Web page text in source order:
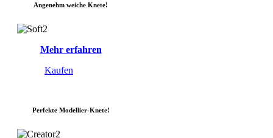
Angenehm weiche Knete!
Mehr erfahren
Kaufen
Perfekte Modellier-Knete!